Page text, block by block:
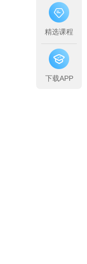
精选课程
下载APP